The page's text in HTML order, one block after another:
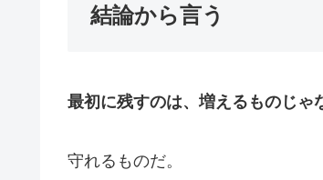
結論から言う
最初に残すのは、増えるものじゃ
守れるものだ。